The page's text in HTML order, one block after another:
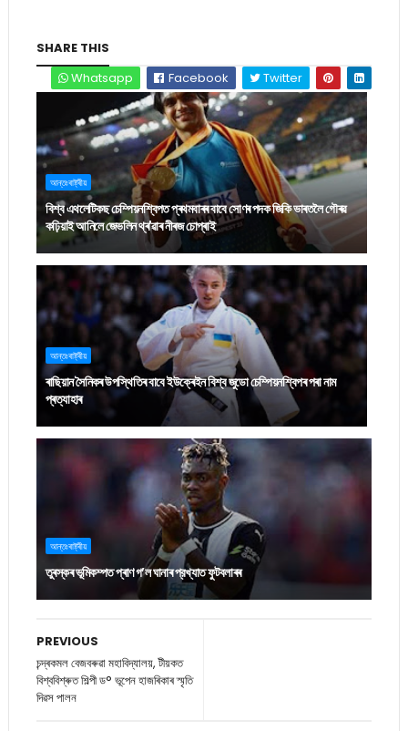
SHARE THIS
Whatsapp
Facebook Twitter
আন্তঃৰাষ্ট্ৰীয়
বিশ্ব এথলেটিকছ চেম্পিয়নশ্বিপত প্ৰথমবাৰৰ বাবে সোণৰ পদক জিকি ভাৰতলৈ গৌৰৱ
কঢ়িয়াই আনিলে জেভলিন থ্ৰ'ৱাৰ নীৰজ চোপ্ৰাই
আন্তঃৰাষ্ট্ৰীয়
ৰাছিয়ান সৈনিকৰ উপস্থিতিৰ বাবে ইউক্ৰেইন বিশ্ব জুডো চেম্পিয়নশ্বিপৰ পৰা নাম
প্ৰত্যাহাৰ
আন্তঃৰাষ্ট্ৰীয়
তুৰস্কৰ ভূমিকম্পত প্ৰাণ গ’ল ঘানাৰ প্রখ্যাত ফুটবলাৰৰ
PREVIOUS
চন্দ্ৰকমল বেজবৰুৱা মহাবিদ্যালয়, টীয়কত
বিশ্ববিশ্ৰুত শিল্পী ড° ভূপেন হাজৰিকাৰ স্মৃতি
দিৱস পালন